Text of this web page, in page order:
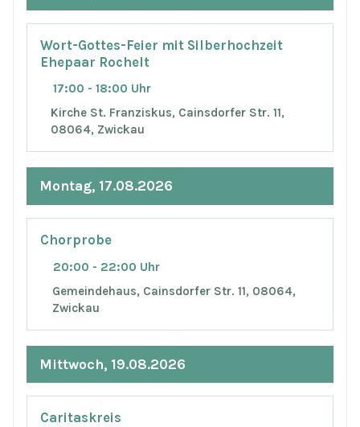
Wort-Gottes-Feier mit Silberhochzeit
Ehepaar Rochelt
17:00 - 18:00 Uhr
Kirche St. Franziskus, Cainsdorfer Str. 11,
08064, Zwickau
Montag, 17.08.2026
Chorprobe
20:00 - 22:00 Uhr
Gemeindehaus, Cainsdorfer Str. 11, 08064,
Zwickau
Mittwoch, 19.08.2026
Caritaskreis